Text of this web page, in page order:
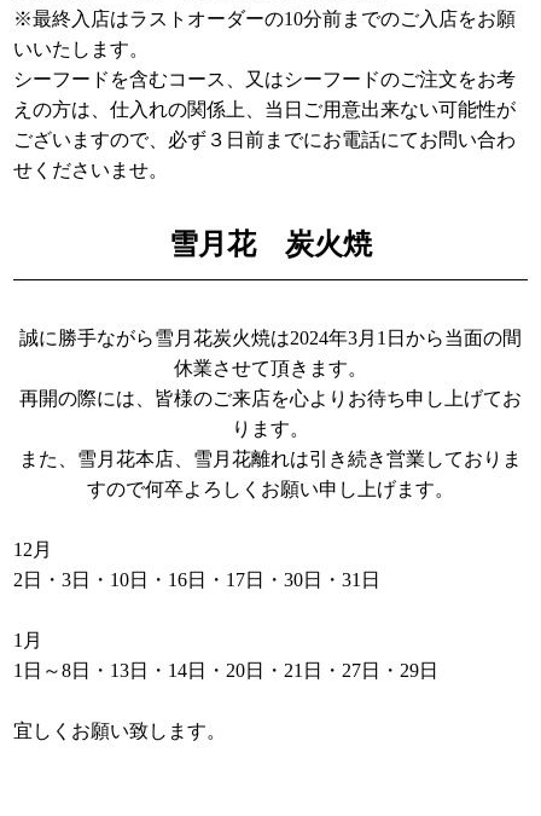
※最終入店はラストオーダーの10分前までのご入店をお願
いいたします。
シーフードを含むコース、又はシーフードのご注文をお考
えの方は、仕入れの関係上、当日ご用意出来ない可能性が
ございますので、必ず３日前までにお電話にてお問い合わ
せくださいませ。
雪月花 炭火焼
誠に勝手ながら雪月花炭火焼は2024年3月1日から当面の間
休業させて頂きます。
再開の際には、皆様のご来店を心よりお待ち申し上げてお
ります。
また、雪月花本店、雪月花離れは引き続き営業しておりま
すので何卒よろしくお願い申し上げます。
12月
2日・3日・10日・16日・17日・30日・31日
1月
1日～8日・13日・14日・20日・21日・27日・29日
宜しくお願い致します。